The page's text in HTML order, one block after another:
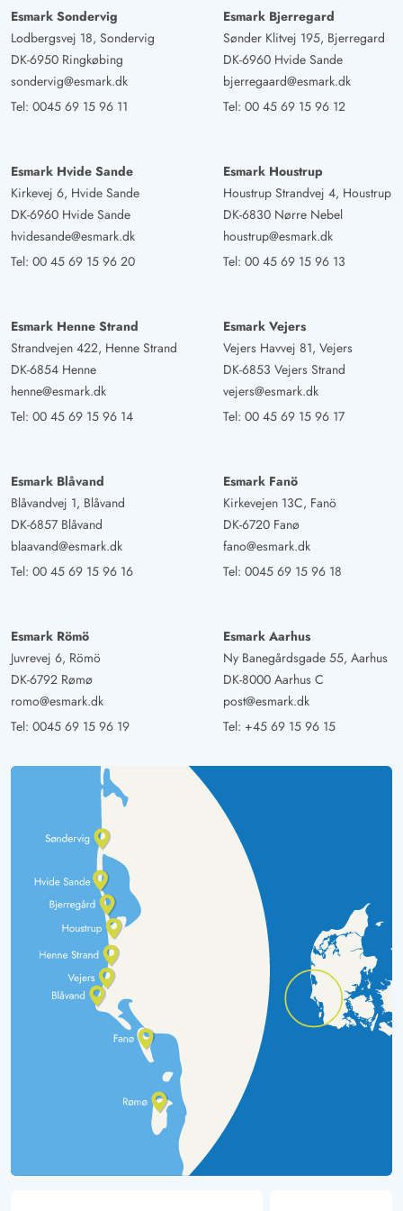
vergessen eine wunderbare Außensauna und ein Hot tub.
Für letzteren etwas Zeit zum Anschüren einplanen und
dann nur noch genießen. Kurz: das Haus ist der
Hammer.
Deutschland
Ein schönes Ferienhaus,toll für Familien mit Kind und
Hund
Esmark Sondervig
Lodbergsvej 18, Sondervig
DK-6950 Ringkøbing
sondervig@esmark.dk
Tel: 0045 69 15 96 11
Esmark Bjerregard
Sønder Klitvej 195, Bjerregard
DK-6960 Hvide Sande
bjerregaard@esmark.dk
Tel: 00 45 69 15 96 12
Esmark Hvide Sande
Kirkevej 6, Hvide Sande
DK-6960 Hvide Sande
hvidesande@esmark.dk
Tel: 00 45 69 15 96 20
Esmark Houstrup
Houstrup Strandvej 4, Houstrup
DK-6830 Nørre Nebel
houstrup@esmark.dk
Tel: 00 45 69 15 96 13
Esmark Henne Strand
Strandvejen 422, Henne Strand
DK-6854 Henne
henne@esmark.dk
Tel: 00 45 69 15 96 14
Esmark Vejers
Vejers Havvej 81, Vejers
DK-6853 Vejers Strand
vejers@esmark.dk
Tel: 00 45 69 15 96 17
Esmark Blåvand
Blåvandvej 1, Blåvand
DK-6857 Blåvand
blaavand@esmark.dk
Tel: 00 45 69 15 96 16
Esmark Fanö
Kirkevejen 13C, Fanö
DK-6720 Fanø
fano@esmark.dk
Tel: 0045 69 15 96 18
Esmark Römö
Juvrevej 6, Römö
DK-6792 Rømø
romo@esmark.dk
Tel: 0045 69 15 96 19
Esmark Aarhus
Ny Banegårdsgade 55, Aarhus
DK-8000 Aarhus C
post@esmark.dk
Tel: +45 69 15 96 15